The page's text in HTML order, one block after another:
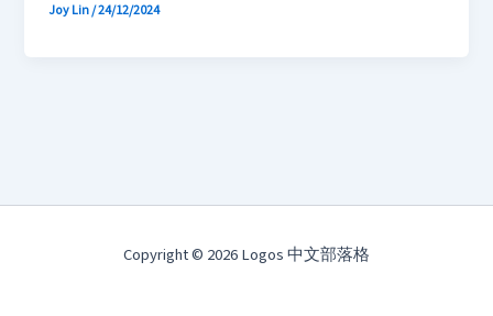
Joy Lin/24/12/2024
Copyright © 2026 Logos 中文部落格